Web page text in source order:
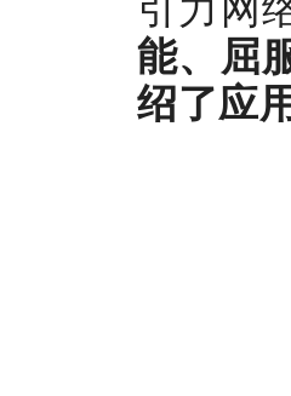
引力网
能、屈
绍了应